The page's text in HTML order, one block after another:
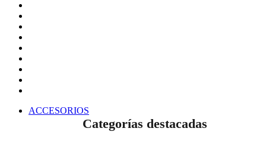
ACCESORIOS
Categorías destacadas